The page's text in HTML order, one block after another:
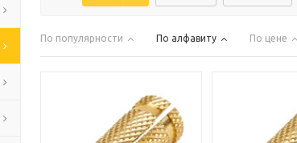
По популярности По алфавиту По цене